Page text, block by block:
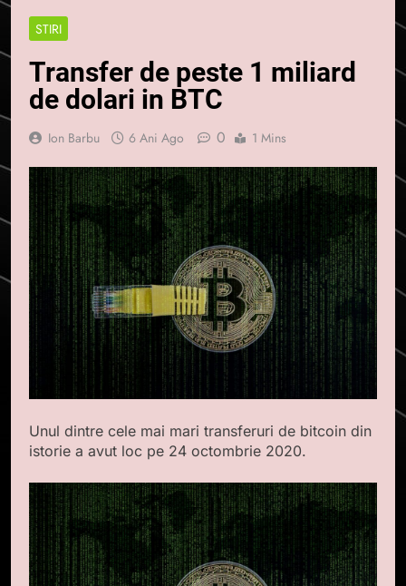
STIRI
Transfer de peste 1 miliard
de dolari in BTC
Ion Barbu 6 Ani Ago 0 1 Mins
Unul dintre cele mai mari transferuri de bitcoin din
istorie a avut loc pe 24 octombrie 2020.